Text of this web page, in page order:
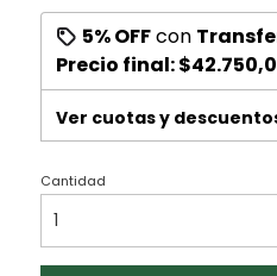
5% OFFcon
Precio final:
Ver cuotas y
Cantidad